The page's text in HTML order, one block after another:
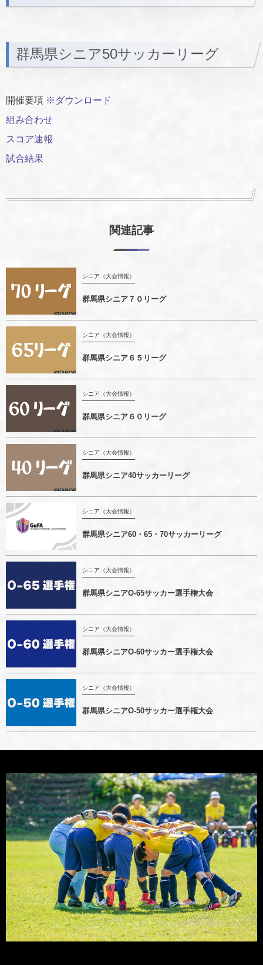
群馬県シニア50サッカーリーグ
開催要項 ※ダウンロード
組み合わせ
スコア速報
試合結果
関連記事
シニア（大会情報）
群馬県シニア７０リーグ
シニア（大会情報）
群馬県シニア６５リーグ
シニア（大会情報）
群馬県シニア６０リーグ
シニア（大会情報）
群馬県シニア40サッカーリーグ
シニア（大会情報）
群馬県シニア60・65・70サッカーリーグ
シニア（大会情報）
群馬県シニアO-65サッカー選手権大会
シニア（大会情報）
群馬県シニアO-60サッカー選手権大会
シニア（大会情報）
群馬県シニアO-50サッカー選手権大会